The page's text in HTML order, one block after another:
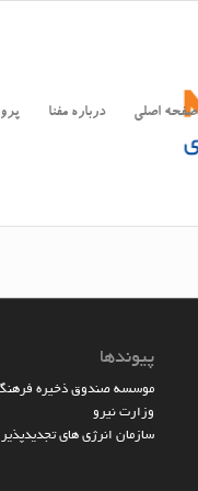
صفحه اصلی درباره مفنا
پیوندها
موسسه صندوق ذخیره
وزارت نیرو
سازمان انرژی های